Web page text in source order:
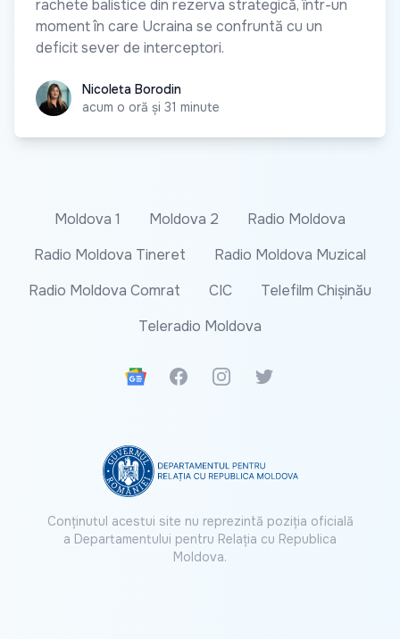
rachete balistice din rezerva strategică, într-un
moment în care Ucraina se confruntă cu un
deficit sever de interceptori.
Nicoleta Borodin
Nicoleta Borodin
acum o oră și 31 minute
Moldova 1 Moldova 2
Radio Moldova
Radio Moldova Tineret
Radio Moldova Muzical
Radio Moldova Comrat
CIC
Telefilm Chișinău
Teleradio Moldova
Google News
FacebookInstagramTwitter
Conținutul acestui site nu reprezintă poziția oficială
a Departamentului pentru Relația cu Republica
Moldova.